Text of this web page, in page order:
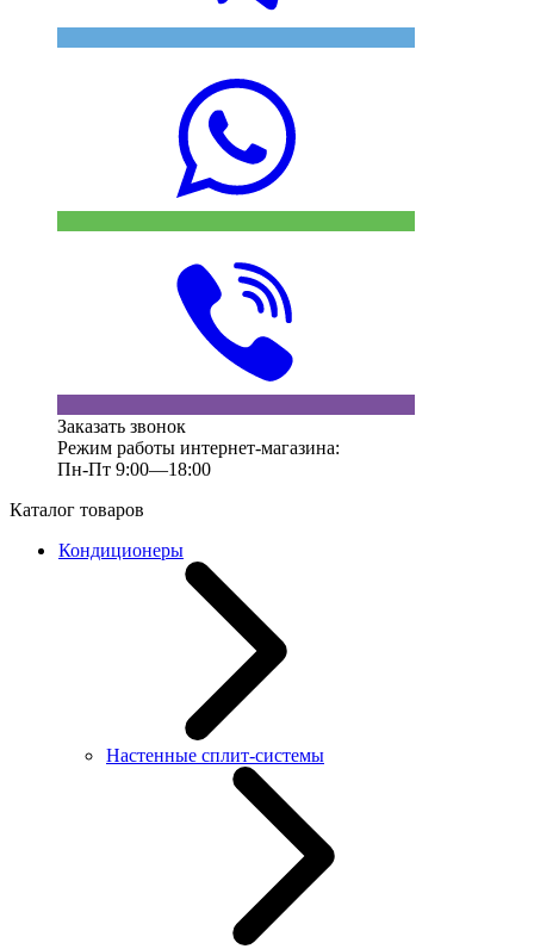
Заказать звонок
Режим работы интернет-магазина:
Пн-Пт 9:00—18:00
Каталог товаров
Кондиционеры
Настенные сплит-системы